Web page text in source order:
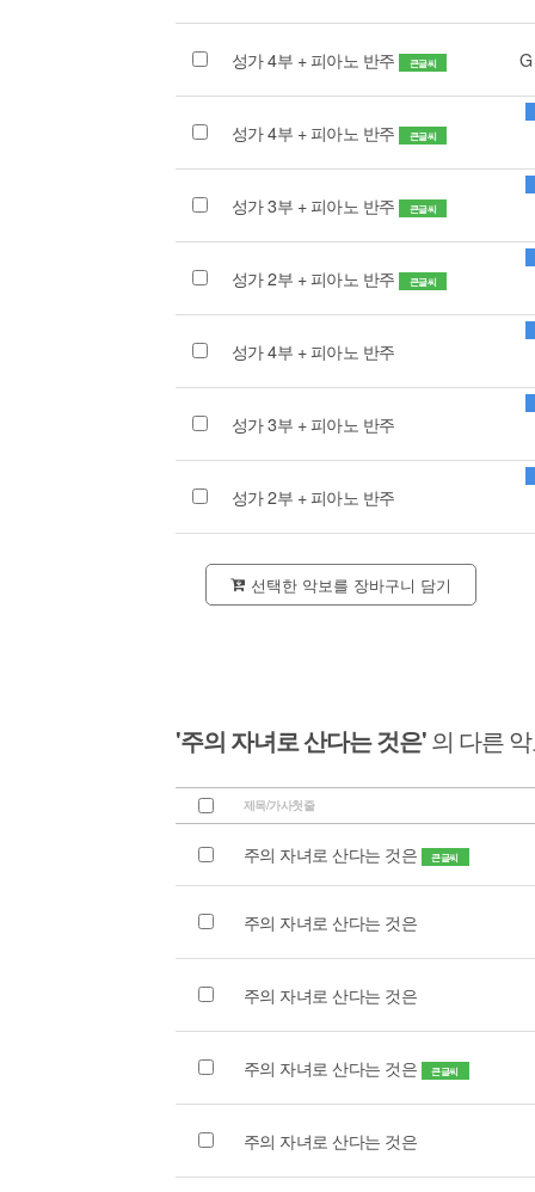
성가 4부 + 피아노 반주 큰글씨
성가 4부 + 피아노 반주 큰글씨
성가 3부 + 피아노 반주 큰글씨
성가 2부 + 피아노 반주 큰글씨
성가 4부 + 피아노 반주
성가 3부 + 피아노 반주
성가 2부 + 피아노 반주
선택한 악보를 장바구니 담기
'주의 자녀로 산다는 것은'의 다른
제목/가사첫줄
주의 자녀로 산다는 것은 큰글씨
주의 자녀로 산다는 것은
주의 자녀로 산다는 것은
주의 자녀로 산다는 것은 큰글씨
주의 자녀로 산다는 것은